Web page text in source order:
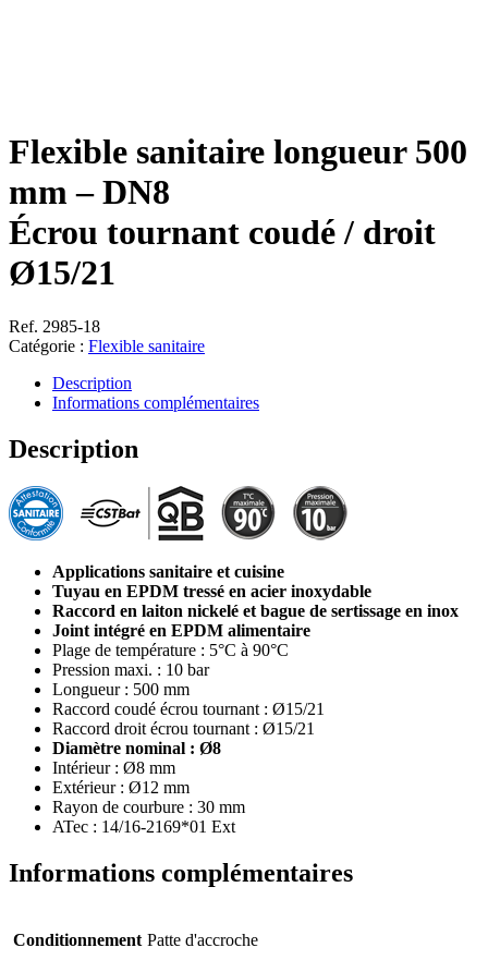
Flexible sanitaire longueur 500
mm – DN8
Écrou tournant coudé / droit
Ø15/21
Ref. 2985-18
Catégorie : Flexible sanitaire
Description
Informations complémentaires
Description
Applications sanitaire et cuisine
Tuyau en EPDM tressé en acier inoxydable
Raccord en laiton nickelé et bague de sertissage en inox
Joint intégré en EPDM alimentaire
Plage de température : 5°C à 90°C
Pression maxi. : 10 bar
Longueur : 500 mm
Raccord coudé écrou tournant : Ø15/21
Raccord droit écrou tournant : Ø15/21
Diamètre nominal : Ø8
Intérieur : Ø8 mm
Extérieur : Ø12 mm
Rayon de courbure : 30 mm
ATec : 14/16-2169*01 Ext
Informations complémentaires
Conditionnement Patte d'accroche